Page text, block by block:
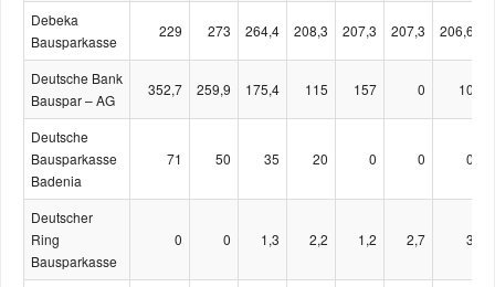
Debeka
Bausparkasse
229 273 264,4 208,3 207,3 207,3 206,6
Deutsche Bank
Bauspar – AG
352,7 259,9 175,4 115 157 0 10
Deutsche
Bausparkasse
Badenia
71 50 35 20 0 0 0
Deutscher
Ring
Bausparkasse
0 0 1,3 2,2 1,2 2,7 3